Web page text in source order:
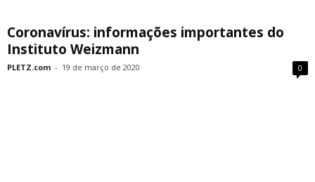
Coronavírus: informações importantes do
Instituto Weizmann
PLETZ.com - 19 de março de 2020 0